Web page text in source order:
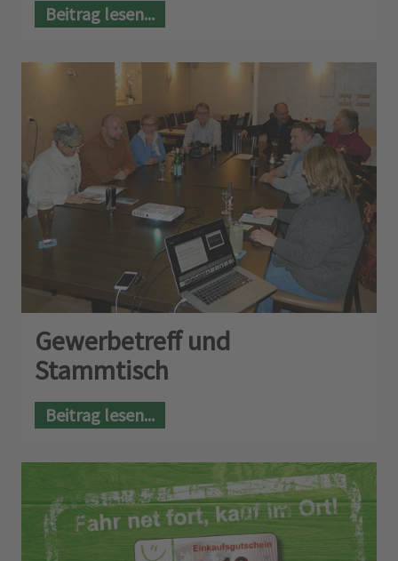
Beitrag lesen...
Gewerbetreff und
Stammtisch
Beitrag lesen...